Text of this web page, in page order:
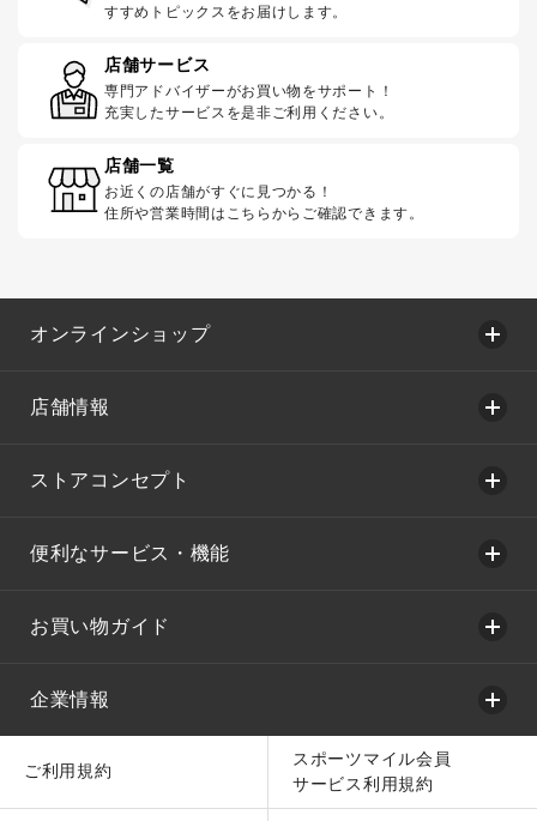
すすめトピックスをお届けします。
店舗サービス
専門アドバイザーがお買い物をサポート！
充実したサービスを是非ご利用ください。
店舗一覧
お近くの店舗がすぐに見つかる！
住所や営業時間はこちらからご確認できます。
オンラインショップ
店舗情報
ストアコンセプト
便利なサービス・機能
お買い物ガイド
企業情報
ご利用規約
スポーツマイル会員
サービス利用規約